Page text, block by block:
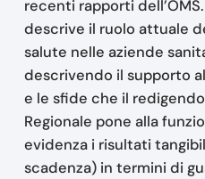
recenti rapporti
descrive il ruolo attuale
salute nelle aziende
descrivendo il supporto
e le sfide che il
Regionale pone alla
evidenza i risultati
scadenza) in termini di